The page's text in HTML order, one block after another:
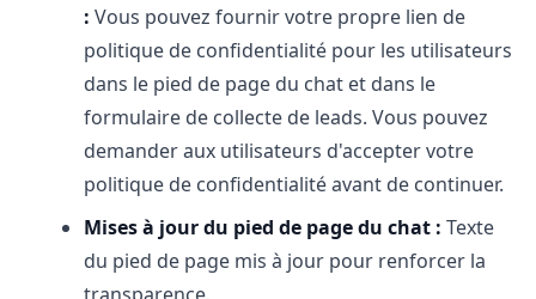
: Vous pouvez fournir votre propre lien de
politique de confidentialité pour les utilisateurs
dans le pied de page du chat et dans le
formulaire de collecte de leads. Vous pouvez
demander aux utilisateurs d'accepter votre
politique de confidentialité avant de continuer.
Mises à jour du pied de page du chat : Texte
du pied de page mis à jour pour renforcer la